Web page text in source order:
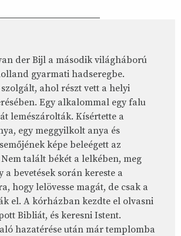
der Bijl a második világháború
gyarmati hadseregbe.
ahol részt vett a helyi
Egy alkalommal egy falu
lemészárolták. Kísértette a
egy meggyilkolt anya és
képe beleégett az
talált békét a lelkében, meg
bevetések során kereste a
hogy lelövesse magát, de csak a
el. A kórházban kezdte el olvasni
Bibliát, és keresni Istent.
hazatérése után már templomba